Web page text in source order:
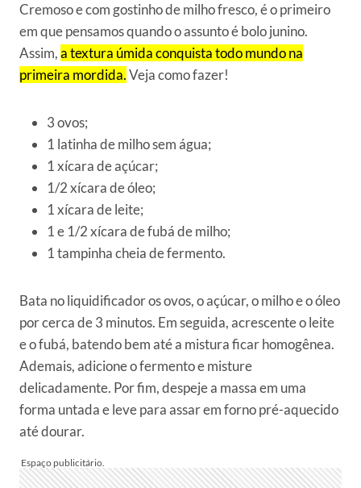
Cremoso e com gostinho de milho fresco, é o primeiro
em que pensamos quando o assunto é bolo junino.
Assim,a textura úmida conquista todo mundo na
primeira mordida.Veja como fazer!
3 ovos;
1 latinha de milho sem água;
1 xícara de açúcar;
1/2 xícara de óleo;
1 xícara de leite;
1 e 1/2 xícara de fubá de milho;
1 tampinha cheia de fermento.
Bata no liquidificador os ovos, o açúcar, o milho e o óleo
por cerca de 3 minutos. Em seguida, acrescente o leite
e o fubá, batendo bem até a mistura ficar homogênea.
Ademais, adicione o fermento e misture
delicadamente. Por fim, despeje a massa em uma
forma untada e leve para assar em forno pré-aquecido
até dourar.